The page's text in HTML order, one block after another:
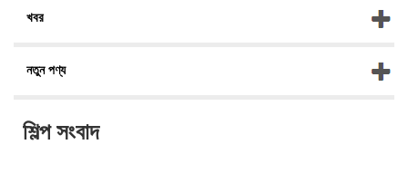
খবর
নতুন পণ্য
শিল্প সংবাদ